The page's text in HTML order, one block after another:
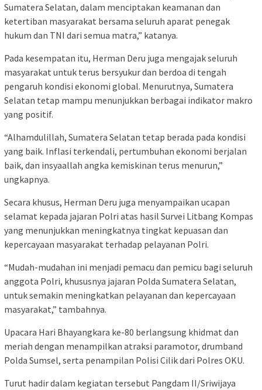
Sumatera Selatan, dalam menciptakan keamanan dan
ketertiban masyarakat bersama seluruh aparat penegak
hukum dan TNI dari semua matra,” katanya.
Pada kesempatan itu, Herman Deru juga mengajak seluruh
masyarakat untuk terus bersyukur dan berdoa di tengah
pengaruh kondisi ekonomi global. Menurutnya, Sumatera
Selatan tetap mampu menunjukkan berbagai indikator makro
yang positif.
“Alhamdulillah, Sumatera Selatan tetap berada pada kondisi
yang baik. Inflasi terkendali, pertumbuhan ekonomi berjalan
baik, dan insyaallah angka kemiskinan terus menurun,”
ungkapnya.
Secara khusus, Herman Deru juga menyampaikan ucapan
selamat kepada jajaran Polri atas hasil Survei Litbang Kompas
yang menunjukkan meningkatnya tingkat kepuasan dan
kepercayaan masyarakat terhadap pelayanan Polri.
“Mudah-mudahan ini menjadi pemacu dan pemicu bagi seluruh
anggota Polri, khususnya jajaran Polda Sumatera Selatan,
untuk semakin meningkatkan pelayanan dan kepercayaan
masyarakat,” tambahnya.
Upacara Hari Bhayangkara ke-80 berlangsung khidmat dan
meriah dengan menampilkan atraksi paramotor, drumband
Polda Sumsel, serta penampilan Polisi Cilik dari Polres OKU.
Turut hadir dalam kegiatan tersebut Pangdam II/Sriwijaya